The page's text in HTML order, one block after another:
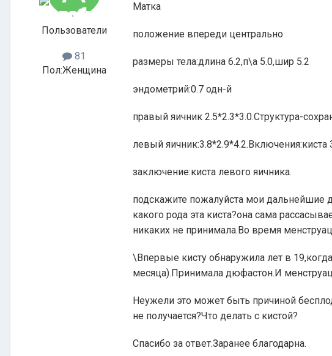
Пользователи
81
Пол:Женщина
Матка
положение впереди центрально
размеры тела:длина 6.2,п\а 5.0,шир 5.2
эндометрий:0.7 одн-й
правый яичник 2.5*2.3*3.0.Структура-
левый
заключение:киста левого яичника.
подскажите пожалуйста мои дальнейшие
какого рода эта киста?она сама
никаких не принимала.Во время
\Впервые кисту обнаружила лет в
месяца).Принимала дюфастон.И
Неужели это может быть причиной
не получается?Что делать с кистой?
Спасибо за ответ.Заранее благодарна.